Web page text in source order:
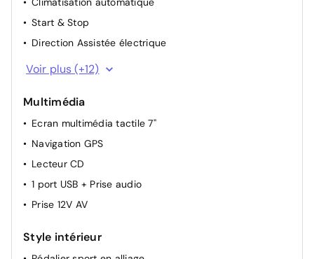
Start & Stop
Direction Assistée électrique
Rétroviseurs extérieurs rabattables électriquement
Eclairage du plafonnier à LED AV et AR
Siège passager réglable en hauteur
Réglage des sièges AV manuellement
Maintien lombaire passager
Lève-vitres AR électriques
Eclairage cave a pieds conducteur + passager
Siège conducteur réglable en hauteur
Voir plus (+12)
Multimédia
Ecran multimédia tactile 7''
Navigation GPS
Lecteur CD
1 port USB + Prise audio
Prise 12V AV
Style intérieur